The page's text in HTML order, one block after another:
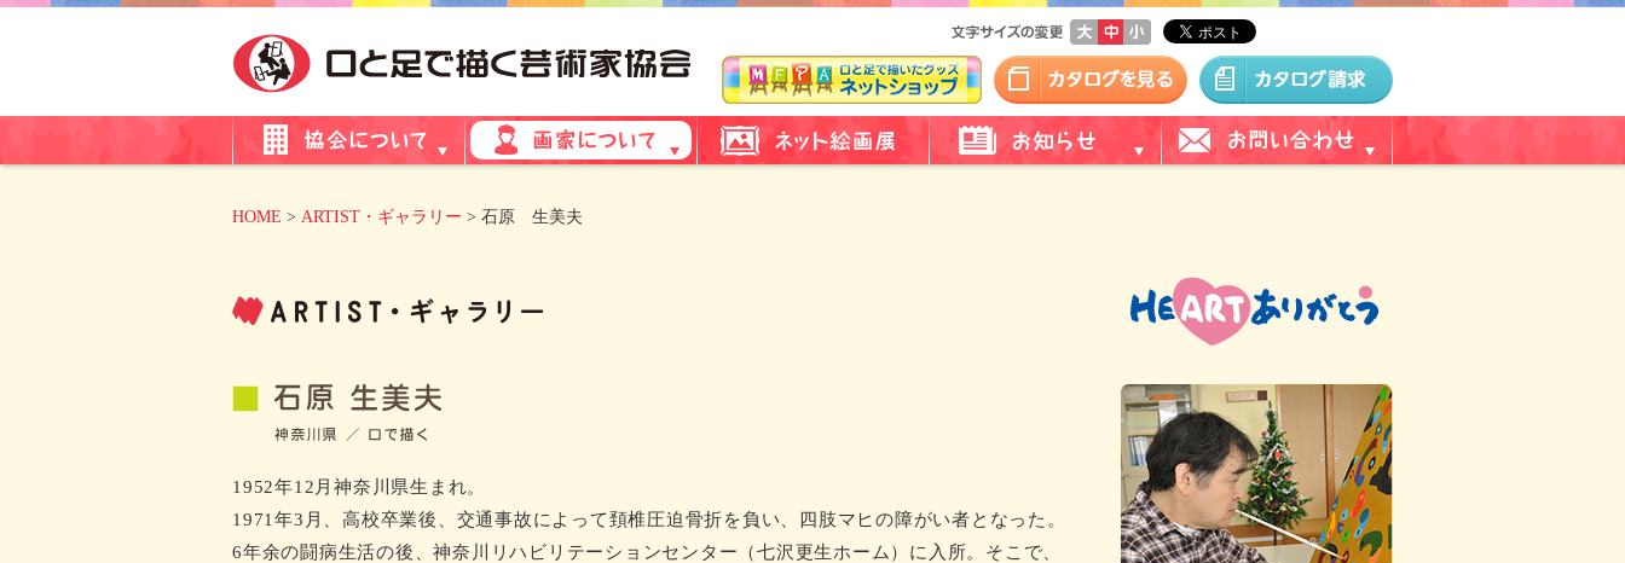
HOME > ARTIST・ギャラリー > 石原 生美夫
1952年12月神奈川県生まれ。
1971年3月、高校卒業後、交通事故によって頚椎圧迫骨折を負い、四肢マヒの障がい者となった。
6年余の闘病生活の後、神奈川リハビリテーションセンター（七沢更生ホーム）に入所。そこで、